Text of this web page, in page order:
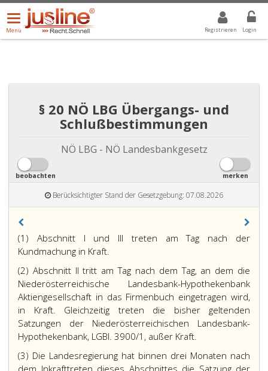
Registrieren Login
Menü
öffnen/schließen
Menü
ALLE DROPDOWN: GEWÄHLTER WERT IST ALLE
§ 20 NÖ LBG Übergangs- und
Schlußbestimmungen
NÖ LBG - NÖ Landesbankgesetz
beobachten merken
Berücksichtigter Stand der Gesetzgebung: 07.08.2026
(1) Abschnitt I und III treten am Tag nach der
Kundmachung in Kraft.
(2) Abschnitt II tritt am Tag nach dem Tag, an dem die
Niederösterreichische Landesbank-Hypothekenbank
Aktiengesellschaft in das Firmenbuch eingetragen wird,
in Kraft. Gleichzeitig treten die bisher geltenden
Satzungen der Niederösterreichischen Landesbank-
Hypothekenbank, LGBl. 3900/1, außer Kraft.
(3) Die Landesregierung hat binnen drei Monaten nach
dem Inkrafttreten dieses Abschnittes die Satzung der